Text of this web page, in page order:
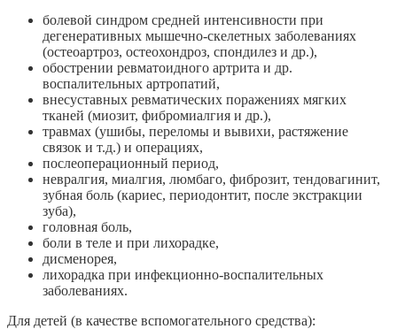
болевой синдром средней интенсивности при
дегенеративных мышечно-скелетных заболеваниях
(остеоартроз, остеохондроз, спондилез и др.),
обострении ревматоидного артрита и др.
воспалительных артропатий,
внесуставных ревматических поражениях мягких
тканей (миозит, фибромиалгия и др.),
травмах (ушибы, переломы и вывихи, растяжение
связок и т.д.) и операциях,
послеоперационный период,
невралгия, миалгия, люмбаго, фиброзит, тендовагинит,
зубная боль (кариес, периодонтит, после экстракции
зуба),
головная боль,
боли в теле и при лихорадке,
дисменорея,
лихорадка при инфекционно-воспалительных
заболеваниях.
Для детей (в качестве вспомогательного средства):